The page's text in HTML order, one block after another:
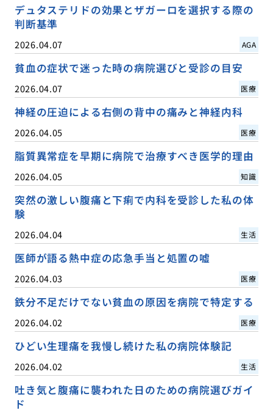
デュタステリドの効果とザガーロを選択する際の
判断基準
2026.04.07 AGA
貧血の症状で迷った時の病院選びと受診の目安
2026.04.07 医療
神経の圧迫による右側の背中の痛みと神経内科
2026.04.05 医療
脂質異常症を早期に病院で治療すべき医学的理由
2026.04.05 知識
突然の激しい腹痛と下痢で内科を受診した私の体
験
2026.04.04 生活
医師が語る熱中症の応急手当と処置の嘘
2026.04.03 医療
鉄分不足だけでない貧血の原因を病院で特定する
2026.04.02 医療
ひどい生理痛を我慢し続けた私の病院体験記
2026.04.02 生活
吐き気と腹痛に襲われた日のための病院選びガイ
ド